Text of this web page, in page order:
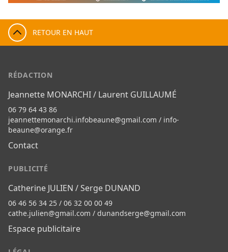
RETOUR EN HAUT
RÉDACTION
Jeannette MONARCHI / Laurent GUILLAUMÉ
06 79 64 43 86
jeannettemonarchi.infobeaune@gmail.com / info-
beaune@orange.fr
Contact
PUBLICITÉ
Catherine JULIEN / Serge DUNAND
06 46 56 34 25 / 06 32 00 00 49
cathe.julien@gmail.com / dunandserge@gmail.com
Espace publicitaire